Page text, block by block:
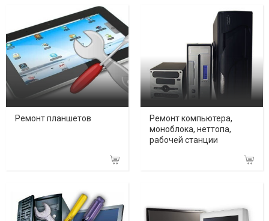
Ремонт планшетов
Ремонт компьютера,
моноблока, неттопа,
рабочей станции